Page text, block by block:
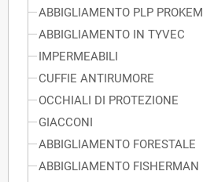
ABBIGLIAMENTO PLP PROKEM
ABBIGLIAMENTO IN TYVEC
IMPERMEABILI
CUFFIE ANTIRUMORE
OCCHIALI DI PROTEZIONE
GIACCONI
ABBIGLIAMENTO FORESTALE
ABBIGLIAMENTO FISHERMAN